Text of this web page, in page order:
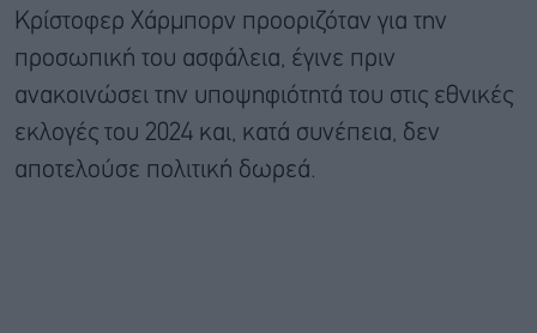
Κρίστοφερ Χάρμπορν προοριζόταν για την
προσωπική του ασφάλεια, έγινε πριν
ανακοινώσει την υποψηφιότητά του στις εθνικές
εκλογές του 2024 και, κατά συνέπεια, δεν
αποτελούσε πολιτική δωρεά.